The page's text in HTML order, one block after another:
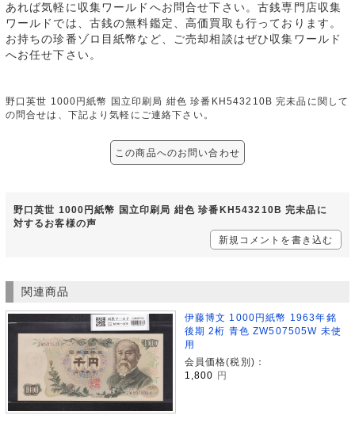
あれば気軽に収集ワールドへお問合せ下さい。古銭専門店収集
ワールドでは、古銭の無料鑑定、高価買取も行っております。
お持ちの珍番ゾロ目紙幣など、ご売却相談はぜひ収集ワールド
へお任せ下さい。
野口英世 1000円紙幣 国立印刷局 紺色 珍番KH543210B 完未品に関して
の問合せは、下記より気軽にご連絡下さい。
この商品へのお問い合わせ
野口英世 1000円紙幣 国立印刷局 紺色 珍番KH543210B 完未品に
対するお客様の声
新規コメントを書き込む
関連商品
伊藤博文 1000円紙幣 1963年銘
後期 2桁 青色 ZW507505W 未使
用
会員価格(税別)：
1,800
円